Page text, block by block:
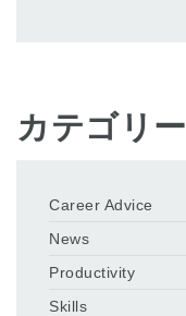
カテゴリー
Career Advice
News
Productivity
Skills